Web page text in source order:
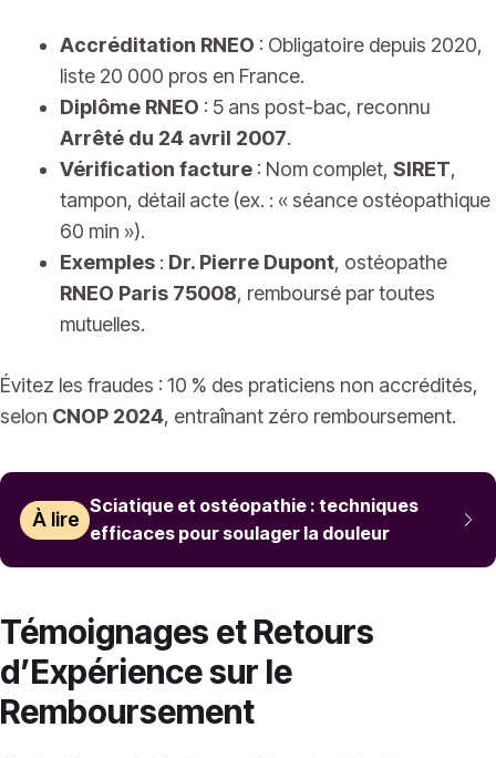
Accréditation RNEO : Obligatoire depuis 2020,
liste 20 000 pros en France.
Diplôme RNEO : 5 ans post-bac, reconnu
Arrêté du 24 avril 2007.
Vérification facture : Nom complet, SIRET,
tampon, détail acte (ex. : « séance ostéopathique
60 min »).
Exemples : Dr. Pierre Dupont, ostéopathe
RNEO Paris 75008, remboursé par toutes
mutuelles.
Évitez les fraudes : 10 % des praticiens non accrédités,
selon CNOP 2024, entraînant zéro remboursement.
À lire
Sciatique et ostéopathie : techniques
efficaces pour soulager la douleur
Témoignages et Retours
d’Expérience sur le
Remboursement